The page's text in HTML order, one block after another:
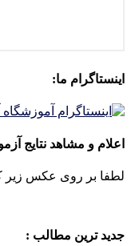
اینستاگرام ما:
اعلام و مشاهد نتایج
لطفا بر روی عکس زیر
جدید ترین مطالب :